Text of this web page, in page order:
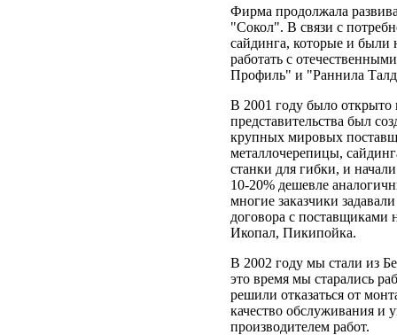
Фирма продолжала
"Сокол". В связи с
сайдинга, которые и были
работать с
Профиль" и "Раннила
В 2001 году было открыто
представительства был
крупных мировых
металлочерепицы,
станки для гибки, и
10-20% дешевле
многие заказчики
договора с поставщиками
Икопал, Пикипойка.
В 2002 году мы стали из
это время мы старались
решили отказаться от
качество обслуживания и
производителем работ.